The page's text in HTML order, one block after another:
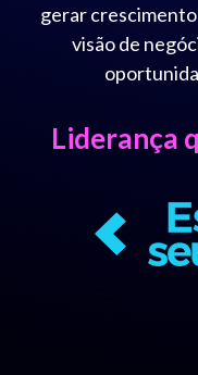
gerar
visão de
Liderança